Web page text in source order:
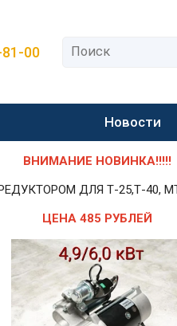
00
Новости
ВНИМАНИЕ НОВИНКА!!!!!
ДЛЯ Т-25,Т-40,
ЦЕНА 485 РУБЛЕЙ